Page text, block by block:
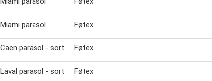
Miami parasol Føtex
Caen parasol - sort Føtex
Laval parasol - sort Føtex